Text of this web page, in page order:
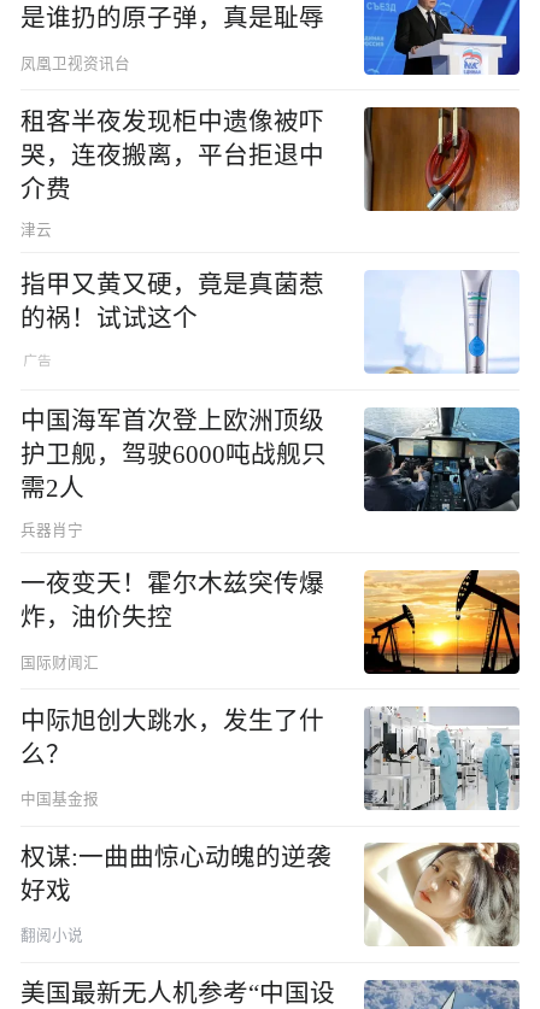
是谁扔的原子弹，真是耻辱
凤凰卫视资讯台
租客半夜发现柜中遗像被吓
哭，连夜搬离，平台拒退中
介费
津云
指甲又黄又硬，竟是真菌惹
的祸！试试这个
中国海军首次登上欧洲顶级
护卫舰，驾驶6000吨战舰只
需2人
兵器肖宁
一夜变天！霍尔木兹突传爆
炸，油价失控
国际财闻汇
中际旭创大跳水，发生了什
么？
中国基金报
权谋:一曲曲惊心动魄的逆袭
好戏
翻阅小说
美国最新无人机参考“中国设